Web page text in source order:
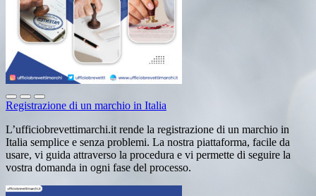
Registrazione di un marchio in Italia
L’ufficiobrevettimarchi.it rende la registrazione di un marchio in
Italia semplice e senza problemi. La nostra piattaforma, facile da
usare, vi guida attraverso la procedura e vi permette di seguire la
vostra domanda in ogni fase del processo.